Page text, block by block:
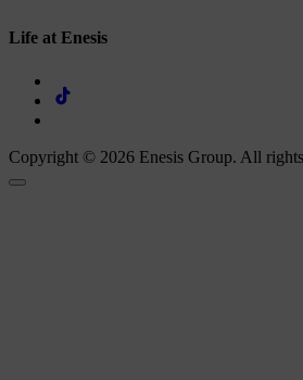
Life at Enesis
Copyright © 2026 Enesis Group. All